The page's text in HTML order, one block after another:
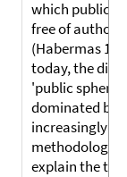
which public
free of
(Habermas
today, the
'public
dominated by
increasingly
explain the